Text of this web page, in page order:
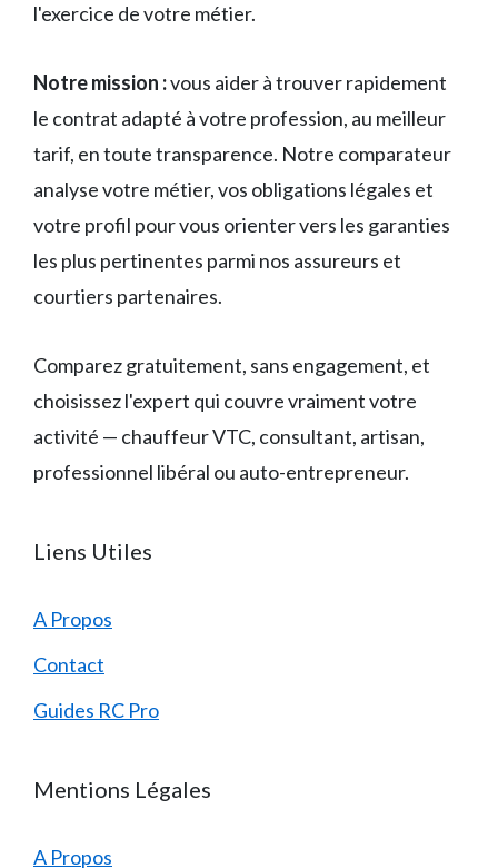
l'exercice de votre métier.
Notre mission :vous aider à trouver rapidement
le contrat adapté à votre profession, au meilleur
tarif, en toute transparence. Notre comparateur
analyse votre métier, vos obligations légales et
votre profil pour vous orienter vers les garanties
les plus pertinentes parmi nos assureurs et
courtiers partenaires.
Comparez gratuitement, sans engagement, et
choisissez l'expert qui couvre vraiment votre
activité — chauffeur VTC, consultant, artisan,
professionnel libéral ou auto-entrepreneur.
Liens Utiles
A Propos
Contact
Guides RC Pro
Mentions Légales
A Propos